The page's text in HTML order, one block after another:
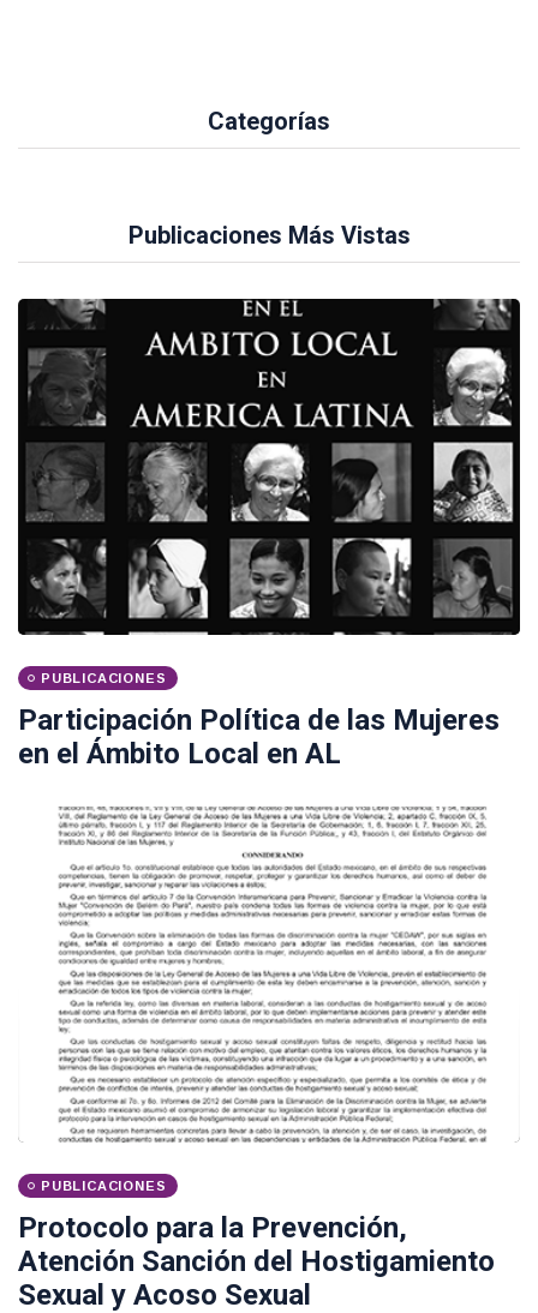
Categorías
Publicaciones Más Vistas
PUBLICACIONES
Participación Política de las Mujeres
en el Ámbito Local en AL
PUBLICACIONES
Protocolo para la Prevención,
Atención Sanción del Hostigamiento
Sexual y Acoso Sexual